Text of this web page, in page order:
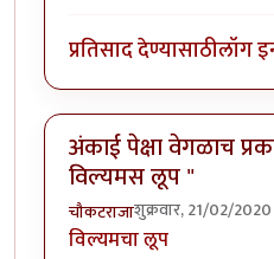
प्रतिसाद देण्यासाठीलॉग
अंकाई पेक्षा वेगळाच
विल्यमस लूप "
चौकटराजाशुक्रवार, 21/02/
विल्यमचा लूप